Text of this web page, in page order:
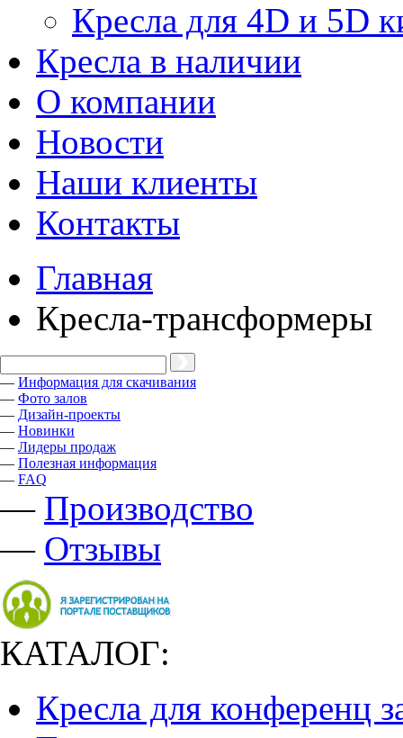
Кресла для 4D и 5D
Кресла в наличии
О компании
Новости
Наши клиенты
Контакты
Главная
Кресла-трансформеры
— Информация для скачивания
— Фото залов
— Дизайн-проекты
— Новинки
— Лидеры продаж
— Полезная информация
— FAQ
— Производство
— Отзывы
КАТАЛОГ:
Кресла для конференц